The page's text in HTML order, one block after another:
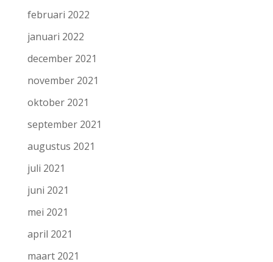
februari 2022
januari 2022
december 2021
november 2021
oktober 2021
september 2021
augustus 2021
juli 2021
juni 2021
mei 2021
april 2021
maart 2021